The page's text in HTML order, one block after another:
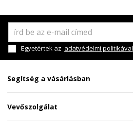
Egyetértek az adatvédelmi politikával
Segítség a vásárlásban
Vevőszolgálat